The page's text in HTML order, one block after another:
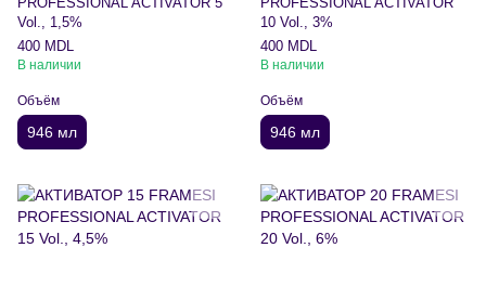
Vol., 1,5%
400 MDL
В наличии
Объём
946 мл
10 Vol., 3%
400 MDL
В наличии
Объём
946 мл